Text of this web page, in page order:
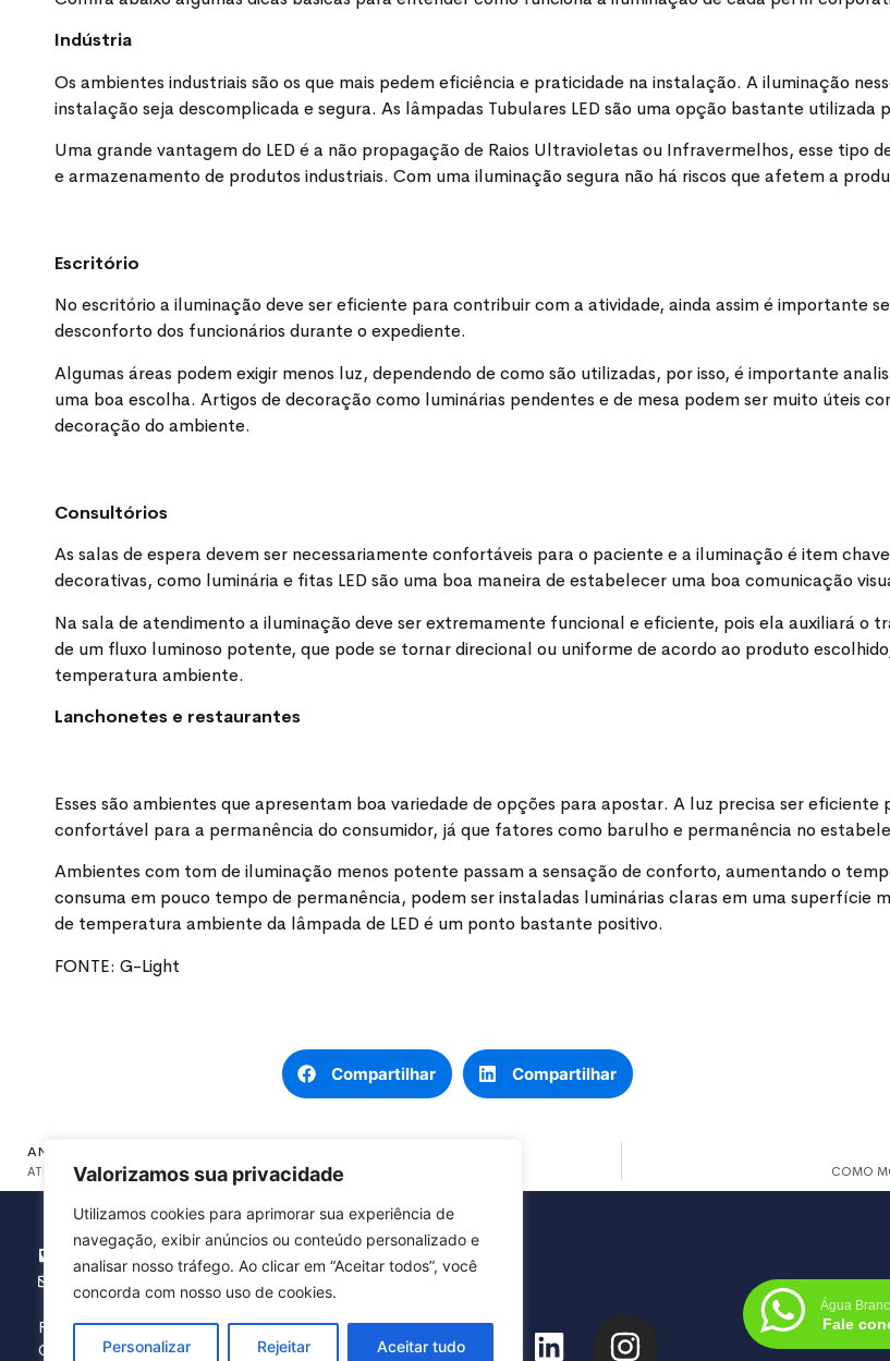
Valorizamos sua privacidade
Utilizamos cookies para aprimorar sua experiência de
navegação, exibir anúncios ou conteúdo personalizado e
analisar nosso tráfego. Ao clicar em “Aceitar todos”, você
concorda com nosso uso de cookies.
Personalizar Rejeitar Aceitar tudo
Indústria
Os ambientes industriais são os que mais pedem eficiência e praticidade na instalação. A iluminação
instalação seja descomplicada e segura. As lâmpadas Tubulares LED são uma opção bastante
Uma grande vantagem do LED é a não propagação de Raios Ultravioletas ou Infravermelhos, esse tipo
e armazenamento de produtos industriais. Com uma iluminação segura não há riscos que afetem a
Escritório
No escritório a iluminação deve ser eficiente para contribuir com a atividade, ainda assim é importante
desconforto dos funcionários durante o expediente.
Algumas áreas podem exigir menos luz, dependendo de como são utilizadas, por isso, é importante
uma boa escolha. Artigos de decoração como luminárias pendentes e de mesa podem ser muito úteis
decoração do ambiente.
Consultórios
As salas de espera devem ser necessariamente confortáveis para o paciente e a iluminação é item
decorativas, como luminária e fitas LED são uma boa maneira de estabelecer uma boa comunicação
Na sala de atendimento a iluminação deve ser extremamente funcional e eficiente, pois ela auxiliará
de um fluxo luminoso potente, que pode se tornar direcional ou uniforme de acordo ao produto
temperatura ambiente.
Lanchonetes e restaurantes
Esses são ambientes que apresentam boa variedade de opções para apostar. A luz precisa ser
confortável para a permanência do consumidor, já que fatores como barulho e permanência no
Ambientes com tom de iluminação menos potente passam a sensação de conforto, aumentando o
consuma em pouco tempo de permanência, podem ser instaladas luminárias claras em uma superfície
de temperatura ambiente da lâmpada de LED é um ponto bastante positivo.
FONTE: G-Light
Compartilhar Compartilhar
ANTERIOR
ATUALIZAÇÃO DA NR10: O QUE MUDOU? COMO
(16) 3371.5454
agbranca@agbranca.com.br
Rua Hermínio Chiari, 51 – Vila Real
CEP: 13567-290 – São Carlos / SP
Água
Fale